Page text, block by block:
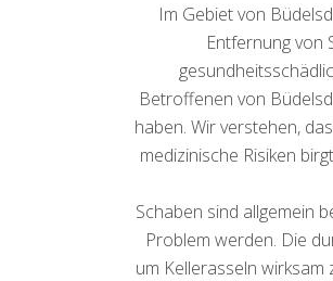
Im Gebiet von
Entfernung von
Betroffenen von
haben. Wir verstehen,
medizinische Risiken
Schaben sind allgemein
Problem werden. Die
um Kellerasseln